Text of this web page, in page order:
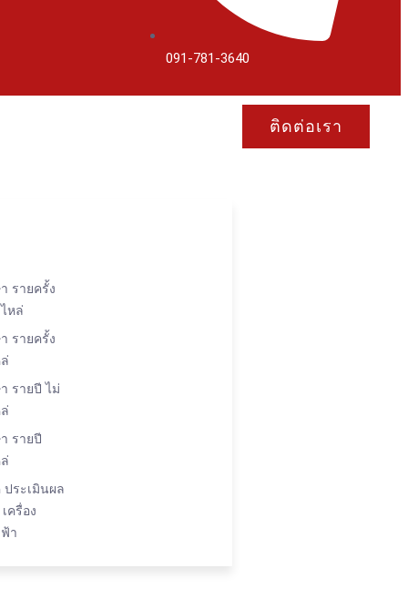
091-781-3640
รายครั้ง
หล่
รายครั้ง
รายปี ไม่
รายปี
ประเมินผล
ครื่อง
า
ติดต่อเรา